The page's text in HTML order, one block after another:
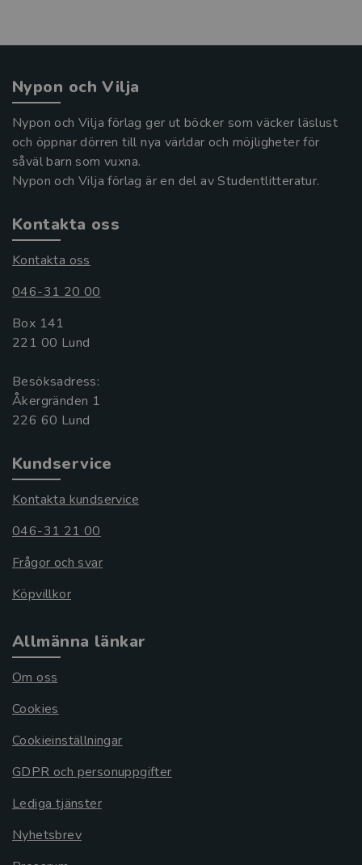
Nypon och Vilja
Nypon och Vilja förlag ger ut böcker som väcker läslust
och öppnar dörren till nya världar och möjligheter för
såväl barn som vuxna.
Nypon och Vilja förlag är en del av Studentlitteratur.
Kontakta oss
Kontakta oss
046-31 20 00
Box 141
221 00 Lund
Besöksadress:
Åkergränden 1
Kundservice
Kontakta kundservice
046-31 21 00
Frågor och svar
Köpvillkor
Allmänna länkar
Om oss
Cookies
Cookieinställningar
GDPR och personuppgifter
Lediga tjänster
Nyhetsbrev